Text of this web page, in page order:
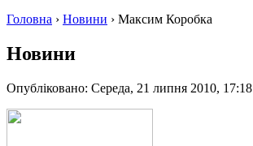
Головна › Новини › Максим Коробка
Новини
Опубліковано: Середа, 21 липня 2010, 17:18